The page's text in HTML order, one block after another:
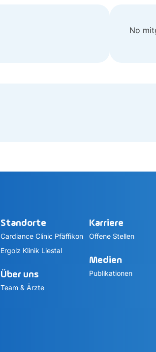
No
Standorte
Cardiance Clinic Pfäffikon
Ergolz Klinik Liestal
Über uns
Team & Ärzte
Karriere
Offene Stellen
Medien
Publikationen